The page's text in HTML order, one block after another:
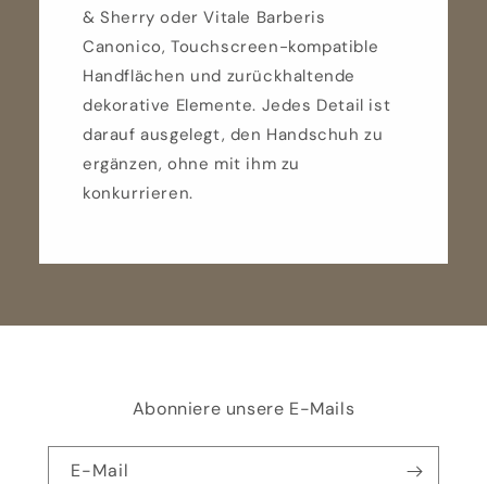
& Sherry oder Vitale Barberis
Canonico, Touchscreen-kompatible
Handflächen und zurückhaltende
dekorative Elemente. Jedes Detail ist
darauf ausgelegt, den Handschuh zu
ergänzen, ohne mit ihm zu
konkurrieren.
Abonniere unsere E-Mails
E-Mail